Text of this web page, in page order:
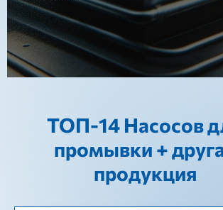
ТОП-14 Насосов
промывки +
продукция